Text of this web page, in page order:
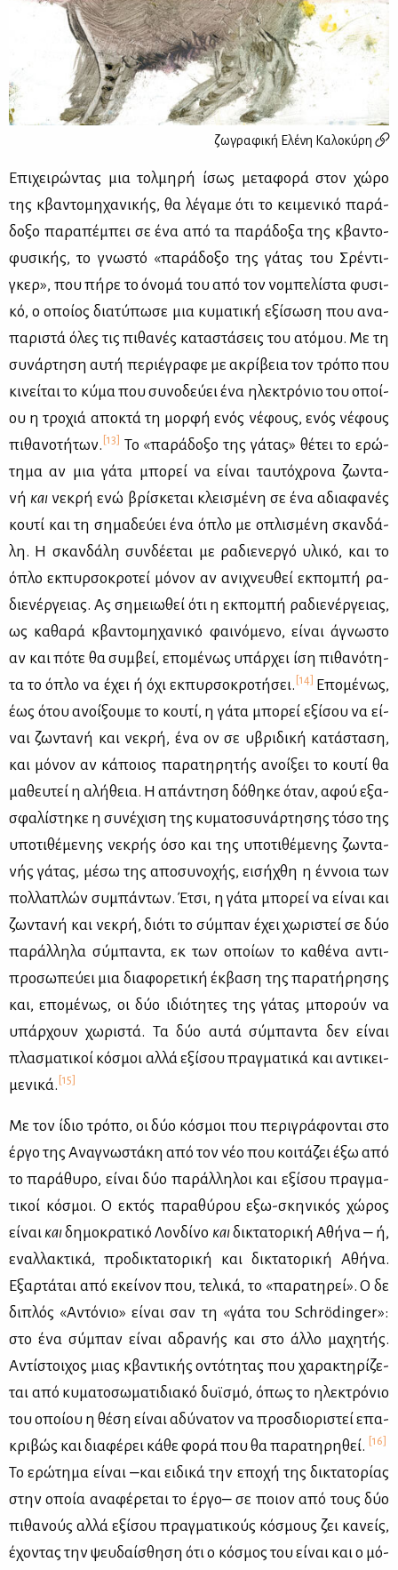
ζωγραφική Eλένη Καλοκύρη
Επι­χει­ρώ­ντας μια τολ­μη­ρή ίσως με­τα­φο­ρά στον χώ­ρο
της κβα­ντο­μη­χα­νι­κής, θα λέ­γα­με ότι το κει­με­νι­κό πα­ρά­
δο­ξο πα­ρα­πέ­μπει σε ένα από τα πα­ρά­δο­ξα της κβα­ντο­
φυ­σι­κής, το γνω­στό «πα­ρά­δο­ξο της γά­τας του Σρέ­ντι­
γκερ», που πή­ρε το όνο­μά του από τον νο­μπε­λί­στα φυ­σι­
κό, ο οποί­ος δια­τύ­πω­σε μια κυ­μα­τι­κή εξί­σω­ση που ανα­
πα­ρι­στά όλες τις πι­θα­νές κα­τα­στά­σεις του ατό­μου. Με τη
συ­νάρ­τη­ση αυ­τή πε­ριέ­γρα­φε με ακρί­βεια τον τρό­πο που
κι­νεί­ται το κύ­μα που συ­νο­δεύ­ει ένα ηλε­κτρό­νιο του οποί­
ου η τρο­χιά απο­κτά τη μορ­φή ενός νέ­φους, ενός νέ­φους
πι­θα­νο­τή­των. [13] Το «πα­ρά­δο­ξο της γά­τας» θέ­τει το ερώ­
τη­μα αν μια γά­τα μπο­ρεί να εί­ναι ταυ­τό­χρο­να ζω­ντα­
νή και νε­κρή ενώ βρί­σκε­ται κλει­σμέ­νη σε ένα αδια­φα­νές
κου­τί και τη ση­μα­δεύ­ει ένα όπλο με οπλι­σμέ­νη σκαν­δά­
λη. Η σκαν­δά­λη συν­δέ­ε­ται με ρα­διε­νερ­γό υλι­κό, και το
όπλο εκ­πυρ­σο­κρο­τεί μό­νον αν ανι­χνευ­θεί εκ­πο­μπή ρα­
διε­νέρ­γειας. Ας ση­μειω­θεί ότι η εκ­πο­μπή ρα­διε­νέρ­γειας,
ως κα­θα­ρά κβα­ντο­μη­χα­νι­κό φαι­νό­με­νο, εί­ναι άγνω­στο
αν και πό­τε θα συμ­βεί, επο­μέ­νως υπάρ­χει ίση πι­θα­νό­τη­
τα το όπλο να έχει ή όχι εκ­πυρ­σο­κρο­τή­σει. [14] Επο­μέ­νως,
έως ότου ανοί­ξου­με το κου­τί, η γά­τα μπο­ρεί εξί­σου να εί­
ναι ζω­ντα­νή και νε­κρή, ένα ον σε υβρι­δι­κή κα­τά­στα­ση,
και μό­νον αν κά­ποιος πα­ρα­τη­ρη­τής ανοί­ξει το κου­τί θα
μα­θευ­τεί η αλή­θεια. Η απά­ντη­ση δό­θη­κε όταν, αφού εξα­
σφα­λί­στη­κε η συ­νέ­χι­ση της κυ­μα­το­συ­νάρ­τη­σης τό­σο της
υπο­τι­θέ­με­νης νε­κρής όσο και της υπο­τι­θέ­με­νης ζω­ντα­
νής γά­τας, μέ­σω της απο­συ­νο­χής, ει­σή­χθη η έν­νοια των
πολ­λα­πλών συ­μπά­ντων. Έτσι, η γά­τα μπο­ρεί να εί­ναι και
ζω­ντα­νή και νε­κρή, διό­τι το σύ­μπαν έχει χω­ρι­στεί σε δύο
πα­ράλ­λη­λα σύ­μπα­ντα, εκ των οποί­ων το κα­θέ­να αντι­
προ­σω­πεύ­ει μια δια­φο­ρε­τι­κή έκ­βα­ση της πα­ρα­τή­ρη­σης
και, επο­μέ­νως, οι δύο ιδιό­τη­τες της γά­τας μπο­ρούν να
υπάρ­χουν χω­ρι­στά. Τα δύο αυ­τά σύ­μπα­ντα δεν εί­ναι
πλα­σμα­τι­κοί κό­σμοι αλ­λά εξί­σου πραγ­μα­τι­κά και αντι­κει­
με­νι­κά. [15]
Με τον ίδιο τρό­πο, οι δύο κό­σμοι που πε­ρι­γρά­φο­νται στο
έρ­γο της Ανα­γνω­στά­κη από τον νέο που κοι­τά­ζει έξω από
το πα­ρά­θυ­ρο, εί­ναι δύο πα­ράλ­λη­λοι και εξί­σου πραγ­μα­
τι­κοί κό­σμοι. Ο εκτός πα­ρα­θύ­ρου εξω-σκη­νι­κός χώ­ρος
εί­ναι καιδη­μο­κρα­τι­κό Λον­δί­νο καιδι­κτα­το­ρι­κή Αθή­να ‒ ή,
εναλ­λα­κτι­κά, προ­δι­κτα­το­ρι­κή και δι­κτα­το­ρι­κή Αθή­να.
Εξαρ­τά­ται από εκεί­νον που, τε­λι­κά, το «πα­ρα­τη­ρεί». Ο δε
δι­πλός «Αντό­νιο» εί­ναι σαν τη «γά­τα του Schrödinger»:
στο ένα σύ­μπαν εί­ναι αδρα­νής και στο άλ­λο μα­χη­τής.
Αντί­στοι­χος μιας κβα­ντι­κής οντό­τη­τας που χα­ρα­κτη­ρί­ζε­
ται από κυ­μα­το­σω­μα­τι­δια­κό δυ­ϊ­σμό, όπως το ηλε­κτρό­νιο
του οποί­ου η θέ­ση εί­ναι αδύ­να­τον να προσ­διο­ρι­στεί επα­
κρι­βώς και δια­φέ­ρει κά­θε φο­ρά που θα πα­ρα­τη­ρη­θεί. [16]
Το ερώ­τη­μα εί­ναι ‒και ει­δι­κά την επο­χή της δι­κτα­το­ρί­ας
στην οποία ανα­φέ­ρε­ται το έρ­γο‒ σε ποιον από τους δύο
πι­θα­νούς αλ­λά εξί­σου πραγ­μα­τι­κούς κό­σμους ζει κα­νείς,
έχο­ντας την ψευ­δαί­σθη­ση ότι ο κό­σμος του εί­ναι και ο μό­